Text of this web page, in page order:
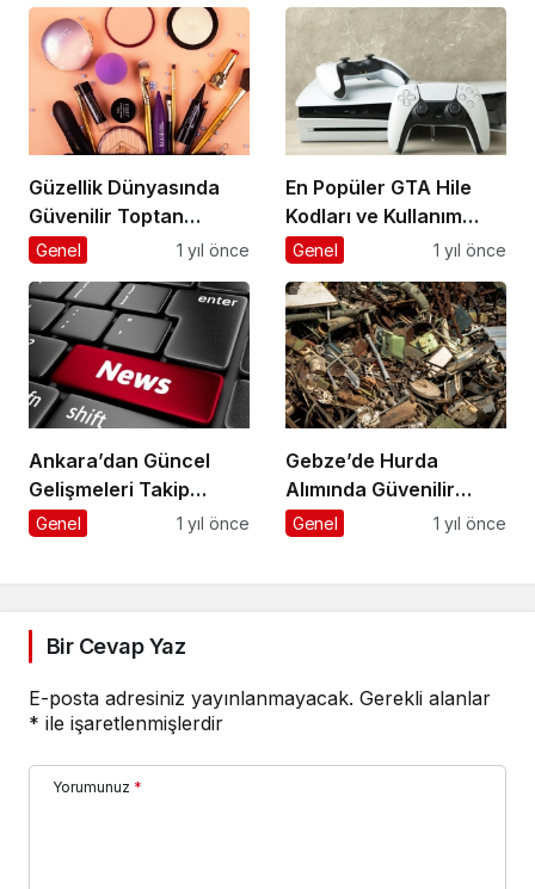
Güzellik Dünyasında
Güvenilir Toptan
Kozmetik Adresi
Genel 1 yıl önce
En Popüler GTA Hile
Kodları ve Kullanım
Rehberi
Genel 1 yıl önce
Ankara’dan Güncel
Gelişmeleri Takip
Etmenin Yolu
Genel 1 yıl önce
Gebze’de Hurda
Alımında Güvenilir
Adres
Genel 1 yıl önce
Bir Cevap Yaz
E-posta adresiniz yayınlanmayacak. Gerekli alanlar
* ile işaretlenmişlerdir
Yorumunuz *